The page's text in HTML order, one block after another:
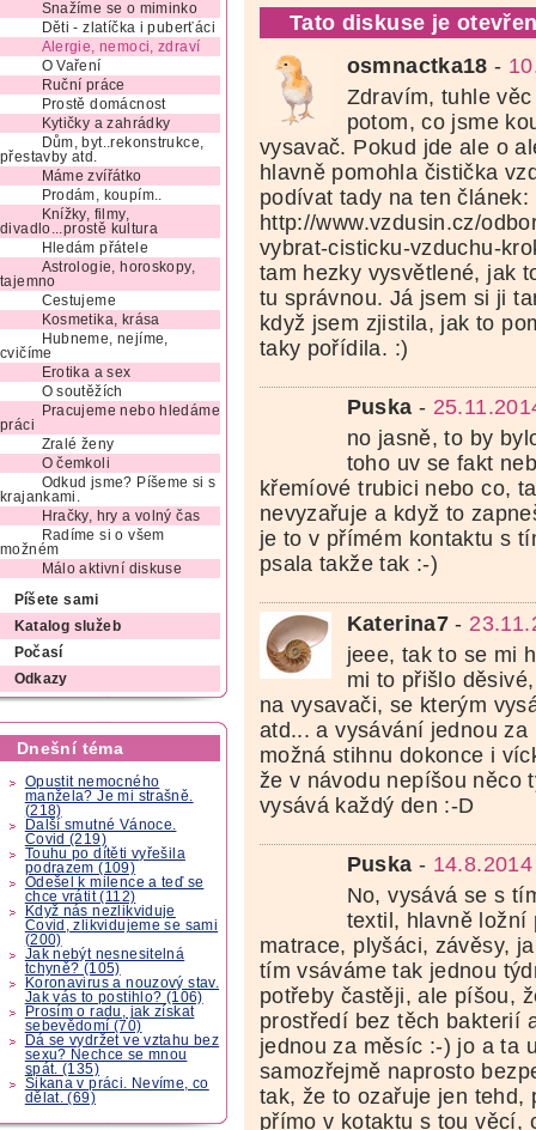
Snažíme se o miminko
Děti - zlatíčka i puberťáci
Alergie, nemoci, zdraví
O Vaření
Ruční práce
Prostě domácnost
Kytičky a zahrádky
Dům, byt..rekonstrukce,
přestavby atd.
Máme zvířátko
Prodám, koupím..
Knížky, filmy,
divadlo...prostě kultura
Hledám přátele
Astrologie, horoskopy,
tajemno
Cestujeme
Kosmetika, krása
Hubneme, nejíme,
cvičíme
Erotika a sex
O soutěžích
Pracujeme nebo hledáme
práci
Zralé ženy
O čemkoli
Odkud jsme? Píšeme si s
krajankami.
Hračky, hry a volný čas
Radíme si o všem
možném
Málo aktivní diskuse
Píšete sami
Katalog služeb
Počasí
Odkazy
Dnešní téma
Opustit nemocného
manžela? Je mi strašně.
(218)
Další smutné Vánoce.
Covid (219)
Touhu po dítěti vyřešila
podrazem (109)
Odešel k milence a teď se
chce vrátit (112)
Když nás nezlikviduje
Covid, zlikvidujeme se sami
(200)
Jak nebýt nesnesitelná
tchyně? (105)
Koronavirus a nouzový stav.
Jak vás to postihlo? (106)
Prosím o radu, jak získat
sebevědomí (70)
Dá se vydržet ve vztahu bez
sexu? Nechce se mnou
spát. (135)
Šikana v práci. Nevíme, co
dělat. (69)
Tato diskuse je
osmnactka18 -
Zdravím, tuhle
potom, co jsme
vysavač. Pokud jde ale o
hlavně pomohla čistička
podívat tady na ten článek:
http://www.vzdusin.cz/
vybrat-cisticku-vzduchu-
tam hezky vysvětlené, jak
tu správnou. Já jsem si ji
když jsem zjistila, jak to
taky pořídila. :)
Puska -
no jasně, to by
toho uv se fakt
křemíové trubici nebo co,
nevyzařuje a když to
je to v přímém kontaktu s
psala takže tak :-)
Katerina7 -
jeee, tak to se mi
mi to přišlo
na vysavači, se kterým
atd... a vysávání jednou
možná stihnu dokonce i
že v návodu nepíšou něco
vysává každý den :-D
Puska -
No, vysává se s
textil, hlavně ložní
matrace, plyšáci, závěsy,
tím vsáváme tak jednou
potřeby častěji, ale píšou,
prostředí bez těch bakterií
jednou za měsíc :-) jo a ta
samozřejmě naprosto
tak, že to ozařuje jen tehd,
přímo v kotaktu s tou věcí,